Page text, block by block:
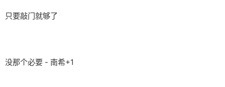
只要敲门就够了
没那个必要 - 南希+1